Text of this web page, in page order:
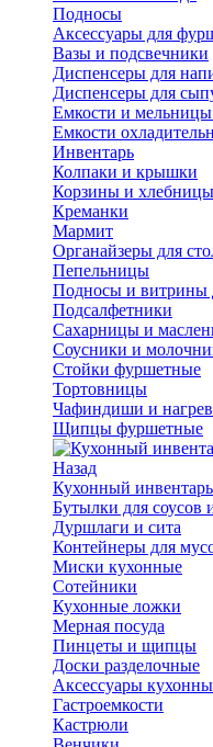
Подносы
Аксессуары для
Вазы и подсвечники
Диспенсеры для
Диспенсеры для
Емкости и
Емкости
Инвентарь
Колпаки и крышки
Корзины и хлебницы
Креманки
Мармит
Органайзеры для
Пепельницы
Подносы и витрины
Подсалфетники
Сахарницы и
Соусники и
Стойки фуршетные
Тортовницы
Чафиндиши и
Щипцы фуршетные
Назад
Кухонный инвентарь
Бутылки для соусов
Дуршлаги и сита
Контейнеры для
Миски кухонные
Сотейники
Кухонные ложки
Мерная посуда
Пинцеты и щипцы
Доски разделочные
Аксессуары
Гастроемкости
Кастрюли